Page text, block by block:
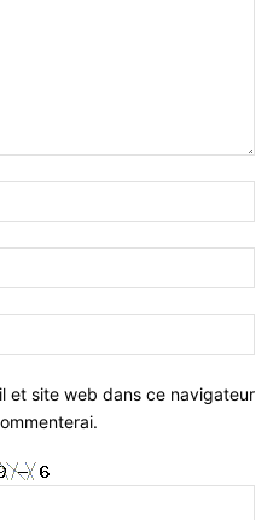
:*
:*
:
et site web dans ce navigateur